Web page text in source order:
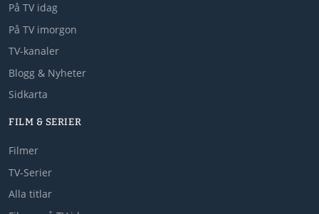
På TV idag
På TV imorgon
TV-kanaler
Blogg & Nyheter
Sidkarta
FILM & SERIER
Filmer
TV-Serier
Alla titlar